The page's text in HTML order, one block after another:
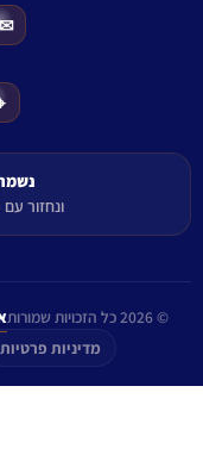
ונחזור
© 2026 כל הזכויות שמורות
מדיניות פרטיות